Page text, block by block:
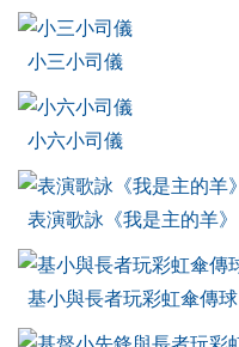
小三小司儀
小六小司儀
表演歌詠《我是主的羊》
基小與長者玩彩虹傘傳球